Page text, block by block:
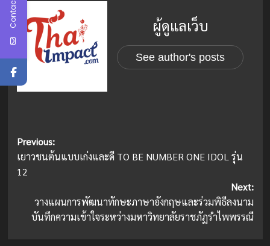
ผู้ดูแลเว็บ
See author's posts
Post
navigation
Previous:
เยาวชนต้นแบบเก่งและดี TO BE NUMBER ONE IDOL รุ่น
12
Next:
วางแผนการพัฒนาทักษะภาษาอังกฤษและร่วมพิธีลงนาม
บันทึกความเข้าใจระหว่างมหาวิทยาลัยราชภัฏรำไพพรรณี